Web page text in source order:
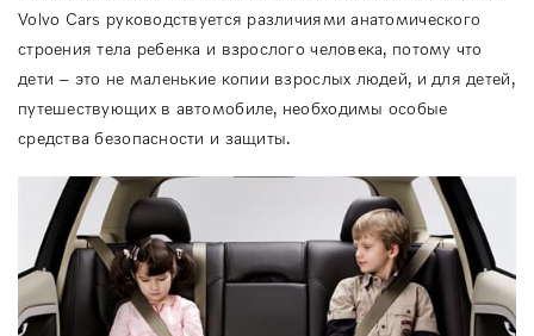
Volvo Cars руководствуется различиями анатомического
строения тела ребенка и взрослого человека, потому что
дети – это не маленькие копии взрослых людей, и для детей,
путешествующих в автомобиле, необходимы особые
средства безопасности и защиты.